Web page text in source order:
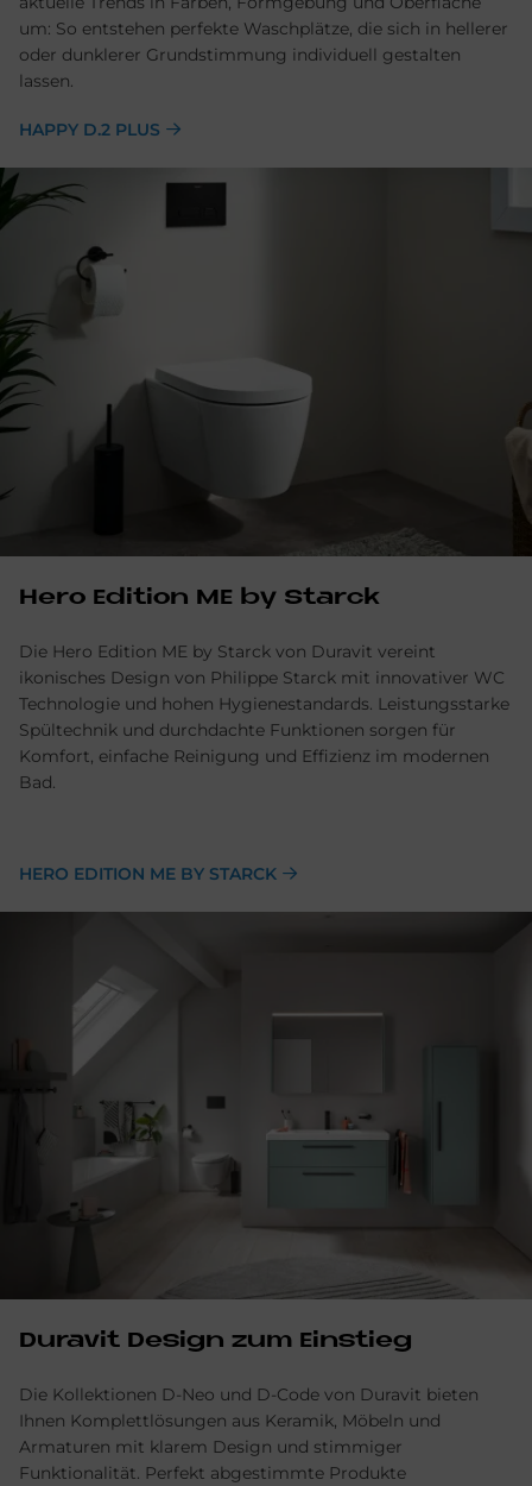
um: So entstehen perfekte Waschplätze, die sich in hellerer
oder dunklerer Grundstimmung individuell gestalten
lassen.
HAPPY D.2 PLUS
Hero Edi­ti­on ME by Star­ck
Die Hero Edition ME by Starck von Duravit vereint
ikonisches Design von Philippe Starck mit innovativer WC
Technologie und hohen Hygienestandards. Leistungsstarke
Spültechnik und durchdachte Funktionen sorgen für
Komfort, einfache Reinigung und Effizienz im modernen
Bad.
HERO EDITION ME BY STARCK
Du­ra­vit De­sign zum Ein­stieg
Die Kollektionen D-Neo und D-Code von Duravit bieten
Ihnen Komplettlösungen aus Keramik, Möbeln und
Armaturen mit klarem Design und stimmiger
Funktionalität. Perfekt abgestimmte Produkte